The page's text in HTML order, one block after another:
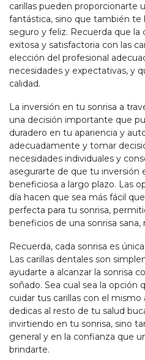
carillas pueden proporcionarte
fantástica, sino que también
seguro y feliz. Recuerda que la
exitosa y satisfactoria con las
elección del profesional
necesidades y expectativas, y
calidad.
La inversión en tu sonrisa a
una decisión importante que
duradero en tu apariencia y
adecuadamente y tomar
necesidades individuales y
asegurarte de que tu inversión
beneficiosa a largo plazo. Las
día hacen que sea más fácil
perfecta para tu sonrisa,
beneficios de una sonrisa
Recuerda, cada sonrisa es
Las carillas dentales son
ayudarte a alcanzar la sonrisa
soñado. Sea cual sea la opción
cuidar tus carillas con el
dedicas al resto de tu salud
invirtiendo en tu sonrisa, sino
general y en la confianza que
brindarte.